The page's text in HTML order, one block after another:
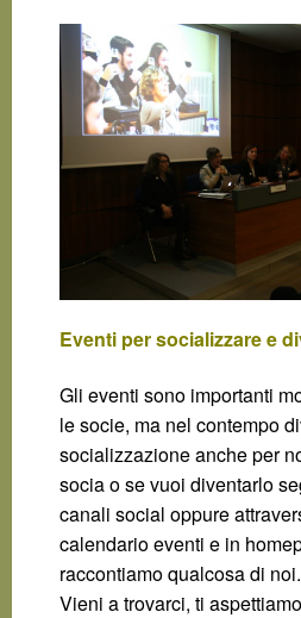
Eventi per socializzare e
Gli eventi sono importanti
le socie, ma nel contempo
socializzazione anche per
socia o se vuoi diventarlo
canali social oppure
calendario eventi e in
raccontiamo qualcosa di noi.
Vieni a trovarci, ti